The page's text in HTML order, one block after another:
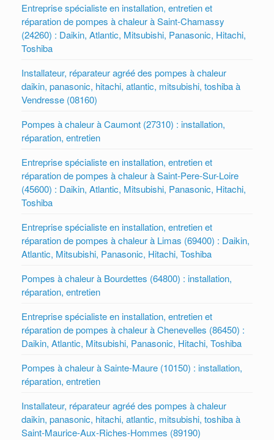
Entreprise spécialiste en installation, entretien et
réparation de pompes à chaleur à Saint-Chamassy
(24260) : Daikin, Atlantic, Mitsubishi, Panasonic, Hitachi,
Toshiba
Installateur, réparateur agréé des pompes à chaleur
daikin, panasonic, hitachi, atlantic, mitsubishi, toshiba à
Vendresse (08160)
Pompes à chaleur à Caumont (27310) : installation,
réparation, entretien
Entreprise spécialiste en installation, entretien et
réparation de pompes à chaleur à Saint-Pere-Sur-Loire
(45600) : Daikin, Atlantic, Mitsubishi, Panasonic, Hitachi,
Toshiba
Entreprise spécialiste en installation, entretien et
réparation de pompes à chaleur à Limas (69400) : Daikin,
Atlantic, Mitsubishi, Panasonic, Hitachi, Toshiba
Pompes à chaleur à Bourdettes (64800) : installation,
réparation, entretien
Entreprise spécialiste en installation, entretien et
réparation de pompes à chaleur à Chenevelles (86450) :
Daikin, Atlantic, Mitsubishi, Panasonic, Hitachi, Toshiba
Pompes à chaleur à Sainte-Maure (10150) : installation,
réparation, entretien
Installateur, réparateur agréé des pompes à chaleur
daikin, panasonic, hitachi, atlantic, mitsubishi, toshiba à
Saint-Maurice-Aux-Riches-Hommes (89190)